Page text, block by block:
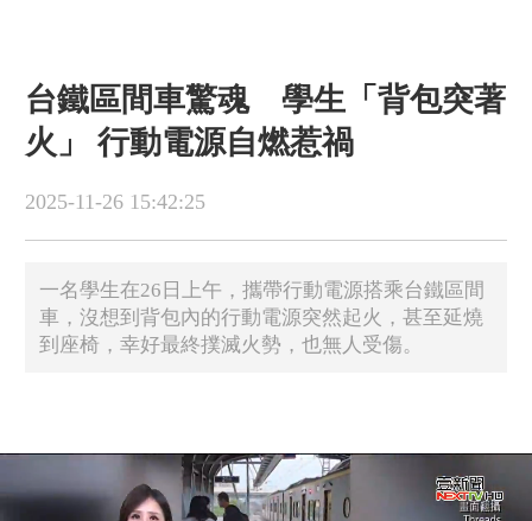
台鐵區間車驚魂 學生「背包突著
火」 行動電源自燃惹禍
2025-11-26 15:42:25
一名學生在26日上午，攜帶行動電源搭乘台鐵區間
車，沒想到背包內的行動電源突然起火，甚至延燒
到座椅，幸好最終撲滅火勢，也無人受傷。